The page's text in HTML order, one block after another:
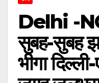
Delhi -
सुबह-सुबह
भीगा